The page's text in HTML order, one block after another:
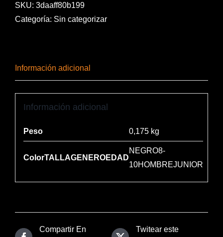
NEGRO
M/L
SKU: 3daaff80b199
Categoría: Sin categorizar
Información adicional
Información adicional
Peso 0,175 kg
ColorTALLAGENEROEDAD
NEGRO8-
10HOMBREJUNIOR
Compartir En
Twitear este